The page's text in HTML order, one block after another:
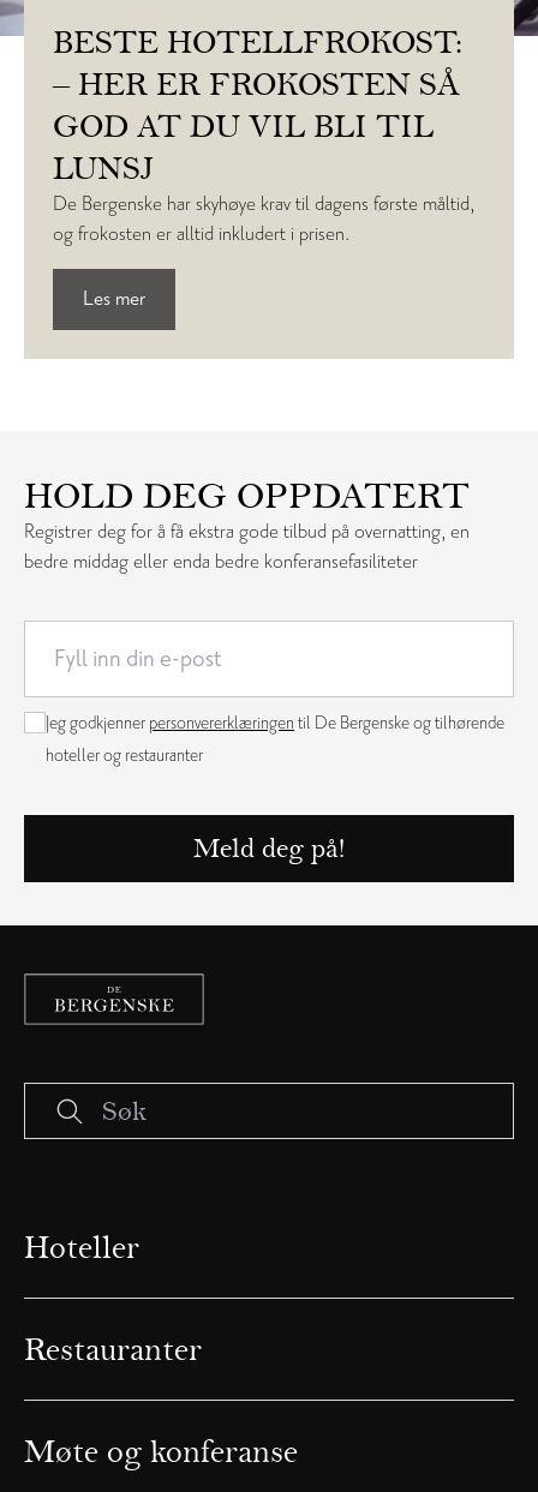
BESTE HOTELLFROKOST:
– HER ER FROKOSTEN SÅ
GOD AT DU VIL BLI TIL
LUNSJ
De Bergenske har skyhøye krav til dagens første måltid,
og frokosten er alltid inkludert i prisen.
Les mer
HOLD DEG OPPDATERT
Registrer deg for å få ekstra gode tilbud på overnatting, en
bedre middag eller enda bedre konferansefasiliteter
Jeg godkjenner personvererklæringen til De Bergenske og tilhørende
hoteller og restauranter
Meld deg på!
Hoteller
Restauranter
Møte og konferanse